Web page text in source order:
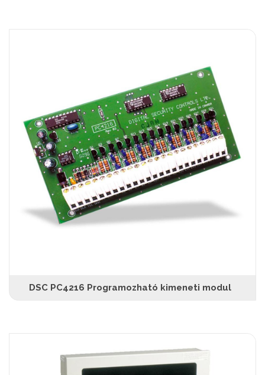
DSC PC4216 Programozható kimeneti modul